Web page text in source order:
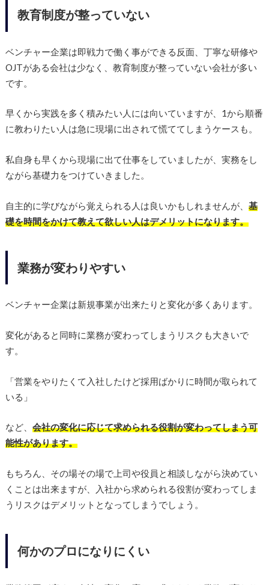
教育制度が整っていない
ベンチャー企業は即戦力で働く事ができる反面、丁寧な研修や
OJTがある会社は少なく、教育制度が整っていない会社が多い
です。
早くから実践を多く積みたい人には向いていますが、1から順番
に教わりたい人は急に現場に出されて慌ててしまうケースも。
私自身も早くから現場に出て仕事をしていましたが、実務をし
ながら基礎力をつけていきました。
自主的に学びながら覚えられる人は良いかもしれませんが、 基
礎を時間をかけて教えて欲しい人はデメリットになります。
業務が変わりやすい
ベンチャー企業は新規事業が出来たりと変化が多くあります。
変化があると同時に業務が変わってしまうリスクも大きいで
す。
「営業をやりたくて入社したけど採用ばかりに時間が取られて
いる」
など、 会社の変化に応じて求められる役割が変わってしまう可
能性があります。
もちろん、その場その場で上司や役員と相談しながら決めてい
くことは出来ますが、入社から求められる役割が変わってしま
うリスクはデメリットとなってしまうでしょう。
何かのプロになりにくい